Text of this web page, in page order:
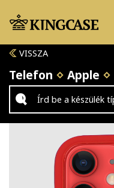
VISSZA
Telefon Apple